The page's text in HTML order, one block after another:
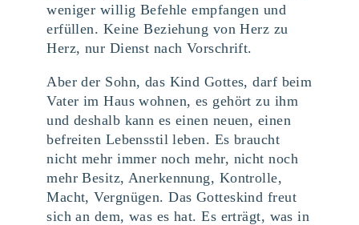
weniger willig Befehle empfangen und
erfüllen. Keine Beziehung von Herz zu
Herz, nur Dienst nach Vorschrift.
Aber der Sohn, das Kind Gottes, darf beim
Vater im Haus wohnen, es gehört zu ihm
und deshalb kann es einen neuen, einen
befreiten Lebensstil leben. Es braucht
nicht mehr immer noch mehr, nicht noch
mehr Besitz, Anerkennung, Kontrolle,
Macht, Vergnügen. Das Gotteskind freut
sich an dem, was es hat. Es erträgt, was in